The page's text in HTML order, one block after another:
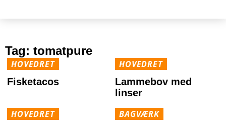
Tag: tomatpure
HOVEDRET
Fisketacos
HOVEDRET
Lammebov med
linser
HOVEDRET
BAGVÆRK